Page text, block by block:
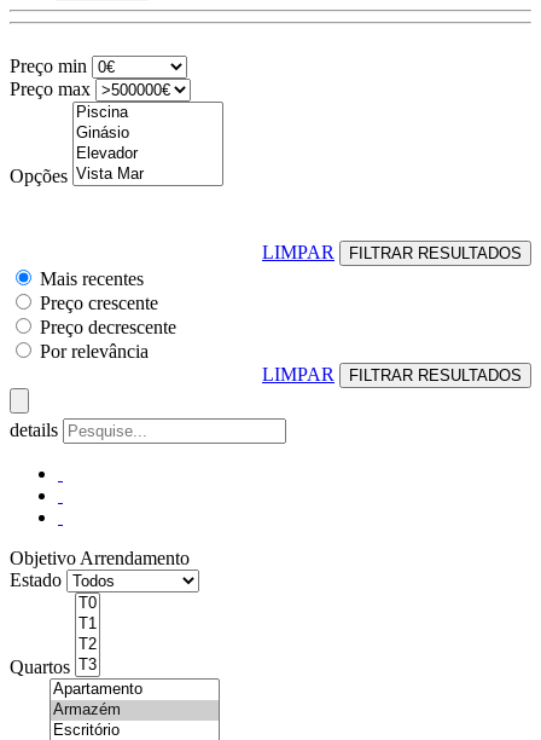
Preço min
Preço max
Opções
LIMPAR
Mais recentes
Preço crescente
Preço decrescente
Por relevância
LIMPAR
details
Objetivo Arrendamento
Estado
Quartos